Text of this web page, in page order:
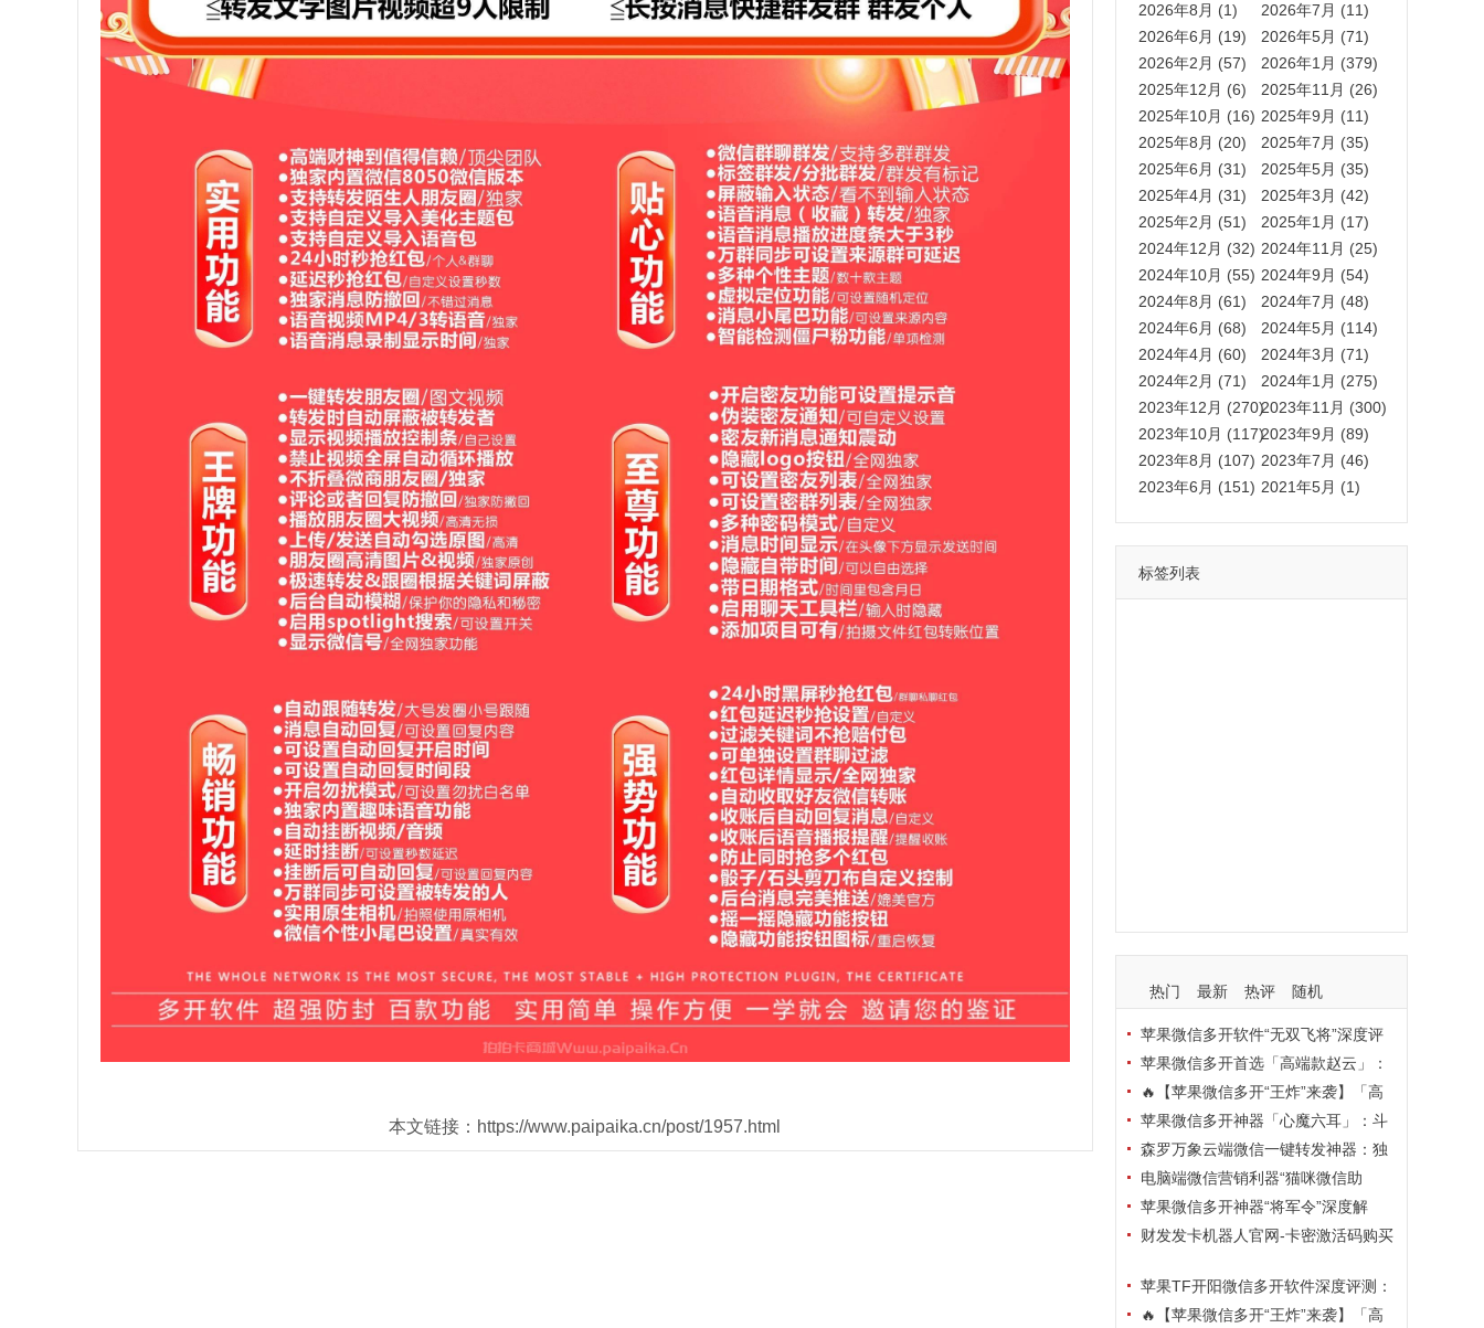
本文链接：https://www.paipaika.cn/post/1957.html
2026年8月 (1)
2026年7月 (11)
2026年6月 (19)
2026年5月 (71)
2026年2月 (57)
2026年1月 (379)
2025年12月 (6)
2025年11月 (26)
2025年10月 (16) 2025年9月 (11)
2025年8月 (20)
2025年7月 (35)
2025年6月 (31)
2025年5月 (35)
2025年4月 (31)
2025年3月 (42)
2025年2月 (51)
2025年1月 (17)
2024年12月 (32) 2024年11月 (25)
2024年10月 (55) 2024年9月 (54)
2024年8月 (61)
2024年7月 (48)
2024年6月 (68)
2024年5月 (114)
2024年4月 (60)
2024年3月 (71)
2024年2月 (71)
2024年1月 (275)
2023年12月 (270)2023年11月 (300)
2023年10月 (117)2023年9月 (89)
2023年8月 (107) 2023年7月 (46)
2023年6月 (151) 2021年5月 (1)
标签列表
热门 最新 热评 随机
苹果微信多开软件“无双飞将”深度评
测：TF正式码+7天退换，拍拍卡激活
码商城正品保障
苹果微信多开首选「高端款赵云」：
TF正式码+斗战神8073包，7天退换认
准拍拍卡激活码商城
🔥【苹果微信多开“王炸”来袭】「高
端地狱火」—— TF正式码+斗战神807
3包，7天退换，安全防封，多开自由触
手可及！
苹果微信多开神器「心魔六耳」：斗
战神8073包+7天退换，认准拍拍卡激
活码商城
森罗万象云端微信一键转发神器：独
家源码·安全防封·月卡季卡半年卡年卡
授权，7天无理由退换！
电脑端微信营销利器“猫咪微信助
手”深度评测：7大模块功能全解析，多
卡种授权灵活选
苹果微信多开神器“将军令”深度解
析：8073版本包+TF外侧码，微商营销
财发发卡机器人官网-卡密激活码购买
换苹果TF开阳微信多开软件深度评测：
凡尔赛8069包功能全解析，TestFlight
🔥【苹果微信多开“王炸”来袭】「高